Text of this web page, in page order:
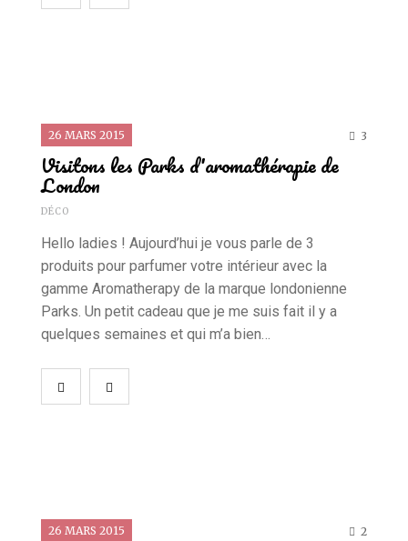
26 MARS 2015 3
Visitons les Parks d'aromathérapie de
London
DÉCO
Hello ladies ! Aujourd’hui je vous parle de 3
produits pour parfumer votre intérieur avec la
gamme Aromatherapy de la marque londonienne
Parks. Un petit cadeau que je me suis fait il y a
quelques semaines et qui m’a bien…
26 MARS 2015 2